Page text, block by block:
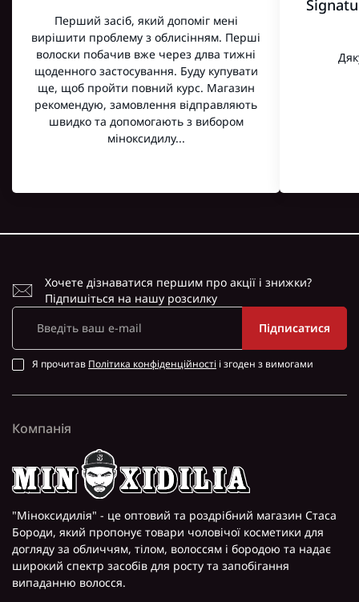
Перший засіб, який допоміг мені
вирішити проблему з облисінням. Перші
волоски побачив вже через длва тижні
щоденного застосування. Буду купувати
ще, щоб пройти повний курс. Магазин
рекомендую, замовлення відправляють
швидко та допомогають з вибором
міноксидилу...
Хочете дізнаватися першим про акції і знижки?
Підпишіться на нашу розсилку
Підписатися
Я прочитав Політика конфіденційності і згоден з вимогами
Компанія
"Міноксидилія" - це оптовий та роздрібний магазин Стаса
Бороди, який пропонує товари чоловічої косметики для
догляду за обличчям, тілом, волоссям і бородою та надає
широкий спектр засобів для росту та запобігання
випаданню волосся.